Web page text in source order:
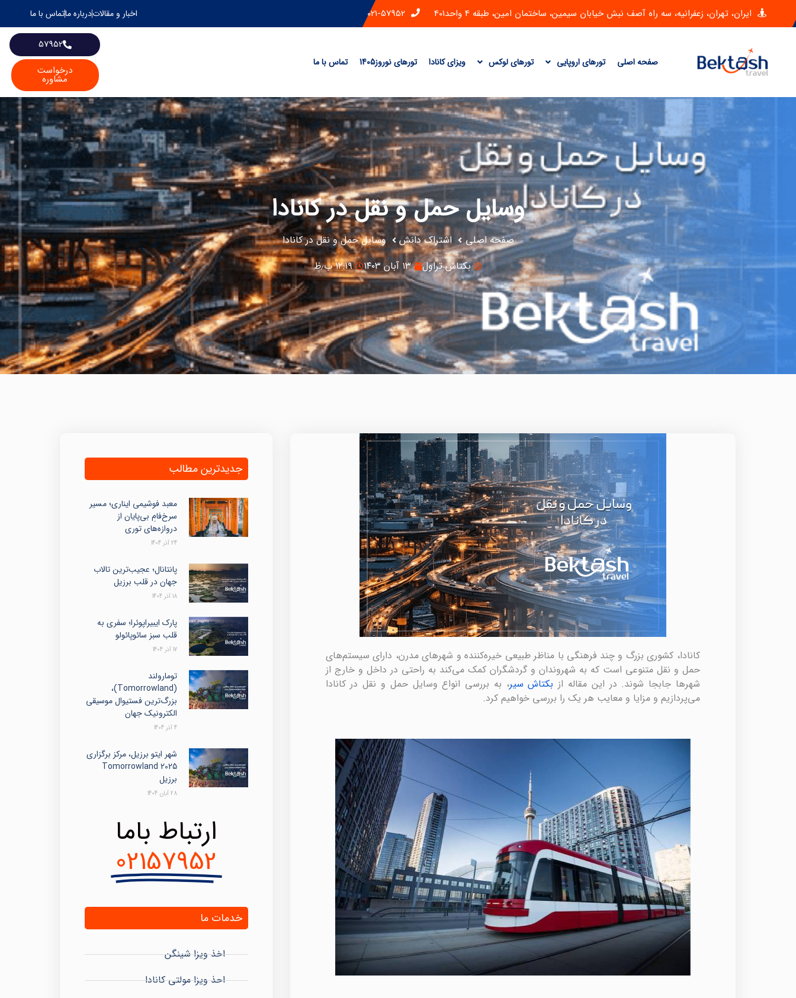
ایران، تهران، زعفرانیه، سه راه آصف نبش خیابان سیمین، ساختمان امین، طبقه 4 واحد401 021-57952 اخبار و مقالاتدرباره ماتماس با ما
صفحه اصلی تورهای اروپایی تورهای لوکس ویزای کانادا تورهای نوروز1405 تماس با ما
57952
درخواست
مشاوره
وسایل حمل و نقل در کانادا
صفحه اصلی اشتراک دانش
وسایل حمل و نقل در کانادا
بکتاش تراول
۱۳ آبان ۱۴۰۳ ۱۲:۱۹ ب٫ظ
کانادا، کشوری بزرگ و چند فرهنگی با مناظر طبیعی خیره‌کننده و شهرهای مدرن، دارای سیستم‌های
حمل و نقل متنوعی است که به شهروندان و گردشگران کمک می‌کند به راحتی در داخل و خارج از
شهرها جابجا شوند. در این مقاله از بکتاش سیر، به بررسی انواع وسایل حمل و نقل در کانادا
می‌پردازیم و مزایا و معایب هر یک را بررسی خواهیم کرد.
جدیدترین مطالب
معبد فوشیمی ایناری؛ مسیر
سرخ‌فامِ بی‌پایان از
دروازه‌های توری
24 آذر 1404
پانتانال؛ عجیب‌ترین تالاب
جهان در قلب برزیل
18 آذر 1404
پارک ایبیراپوئرا؛ سفری به
قلب سبز سائوپائولو
17 آذر 1404
تومارولند
(Tomorrowland)،
بزرگ‌ترین فستیوال موسیقی
الکترونیک جهان
4 آذر 1404
شهر ایتو برزیل، مرکز برگزاری
Tomorrowland 2025
برزیل
28 آبان 1404
ارتباط باما
02157952
خدمات ما
اخذ ویزا شینگن
احذ ویزا مولتی کانادا